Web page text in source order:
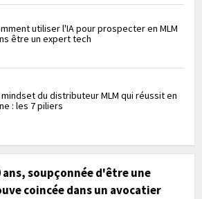
utiliser l'IA pour prospecter en MLM
être un expert tech
mindset du distributeur MLM qui réussit en
: les 7 piliers
ans, soupçonnée d'être une
coincée dans un avocatier